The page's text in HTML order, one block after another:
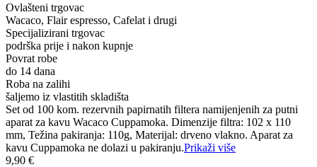
Ovlašteni trgovac
Wacaco, Flair espresso, Cafelat i drugi
Specijalizirani trgovac
podrška prije i nakon kupnje
Povrat robe
do 14 dana
Roba na zalihi
šaljemo iz vlastitih skladišta
Set od 100 kom. rezervnih papirnatih filtera namijenjenih za putni
aparat za kavu Wacaco Cuppamoka. Dimenzije filtra: 102 x 110
mm, Težina pakiranja: 110g, Materijal: drveno vlakno. Aparat za
kavu Cuppamoka ne dolazi u pakiranju.Prikaži više
9,90 €